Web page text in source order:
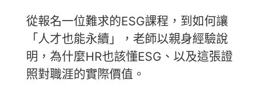
從報名一位難求的ESG課程，到如何讓
「人才也能永續」，老師以親身經驗說
明，為什麼HR也該懂ESG、以及這張證
照對職涯的實際價值。